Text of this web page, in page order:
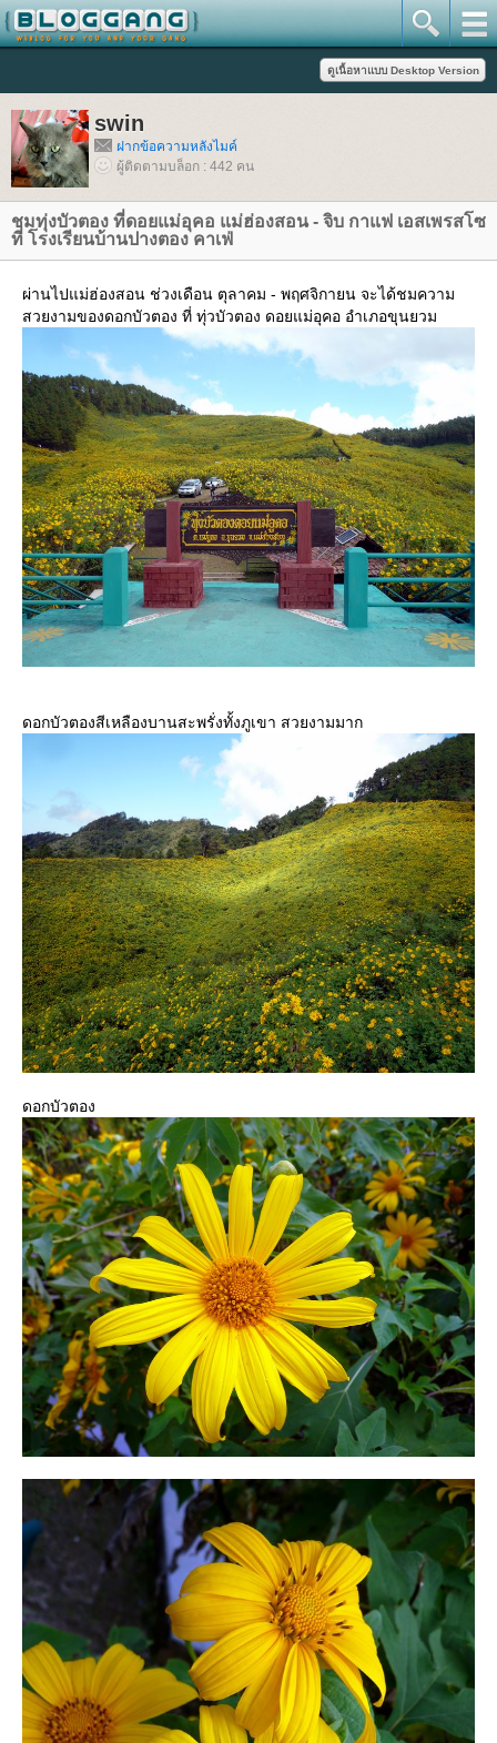
swin
ฝากข้อความหลังไมค์
ผู้ติดตามบล็อก : 442 คน
ชมทุ่งบัวตอง ที่ดอยแม่อุคอ แม่ฮ่องสอน - จิบ กาแฟ เอสเพรสโซ
ที่ โรงเรียนบ้านปางตอง คาเฟ่
ผ่านไปแม่ฮ่องสอน ช่วงเดือน ตุลาคม - พฤศจิกายน จะได้ชมความ
สวยงามของดอกบัวตอง ที่ ทุ่วบัวตอง ดอยแม่อุคอ อำเภอขุนยวม
ดอกบัวตองสีเหลืองบานสะพรั่งทั้งภูเขา สวยงามมาก
ดอกบัวตอง